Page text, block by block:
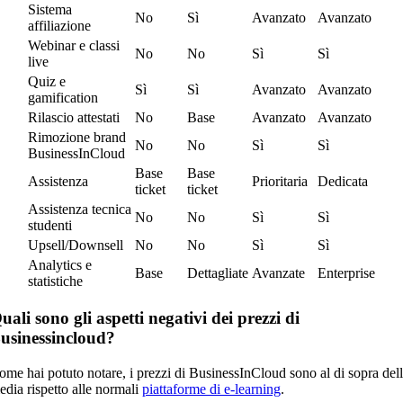
Sistema
affiliazione
No Sì Avanzato
Avanzato
Webinar e classi
live
No No Sì
Sì
Quiz e
gamification
Sì Sì Avanzato
Avanzato
Rilascio attestati
No Base Avanzato
Avanzato
Rimozione brand
BusinessInCloud
No No Sì Sì
Assistenza
Base
ticket
Base
ticket
Prioritaria
Dedicata
Assistenza tecnica
studenti
No No Sì
Sì
Upsell/Downsell
No No Sì
Sì
Analytics e
statistiche
Base Dettagliate Avanzate Enterprise
sono gli aspetti negativi dei prezzi di
hai potuto notare, i prezzi di BusinessInCloud sono al di sopra
rispetto alle normali piattaforme di e-learning.